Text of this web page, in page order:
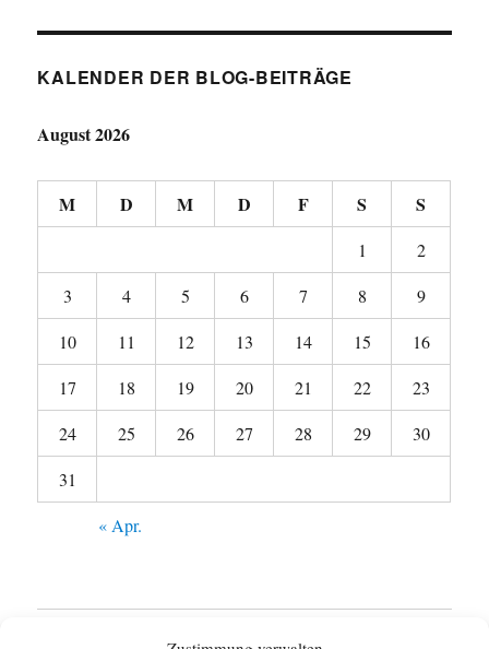
KALENDER DER BLOG-BEITRÄGE
August 2026
M D M D F S S
1
2
3
4 5 6 7 8
9
10
11 12 13 14 15
16
17
18 19 20 21 22
23
24
25 26 27 28 29
30
31
« Apr.